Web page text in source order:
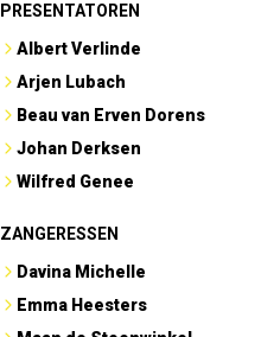
PRESENTATOREN
Albert Verlinde
Arjen Lubach
Beau van Erven Dorens
Johan Derksen
Wilfred Genee
ZANGERESSEN
Davina Michelle
Emma Heesters